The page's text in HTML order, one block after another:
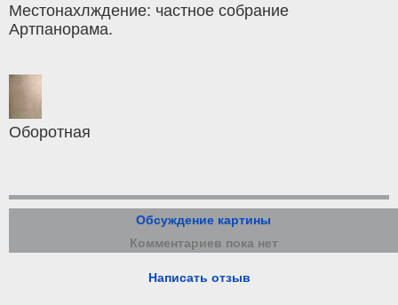
Местонахлждение: частное собрание
Артпанорама.
Оборотная
Обсуждение картины
Комментариев пока нет
Написать отзыв